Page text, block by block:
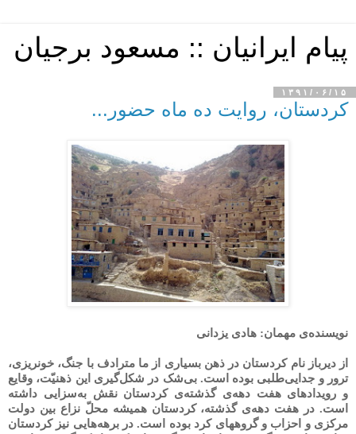
پیام ایرانیان :: مسعود برجیان
۱۳۹۱/۰۶/۱۵
کردستان، روایت ده ماه حضور...
نویسنده‌ی مهمان: هادی یزدانی
از دیرباز نام کردستان در ذهن بسیاری از ما مترادف با جنگ، خونریزی،
ترور و جدایی‌طلبی بوده است. بی‌شک در شکل‌گیری این ذهنیّت، وقایع
و رویدادهای هفت دهه‌ی گذشته‌ی کردستان نقش به‌سزایی داشته
است. در هفت دهه‌ی گذشته، کردستان همیشه محلّ نزاع بین دولت
مرکزی و احزاب و گروههای کرد بوده است. در برهه‌هایی نیز کردستان